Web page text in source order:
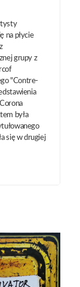
na płycie
grupy z
"Contre-
była
się w drugiej